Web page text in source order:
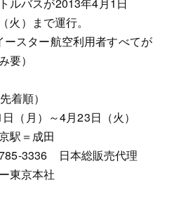
火）まで運行。
スター航空利用者すべてが
要）
順）
（月）～4月23日（火）
駅＝成田
3336 日本総販売代理
東京本社